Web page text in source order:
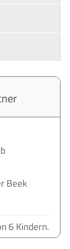
Beek
6 Kindern.